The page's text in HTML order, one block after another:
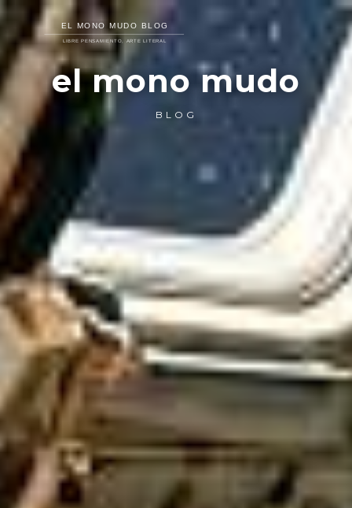
el mono mudo
BLOG